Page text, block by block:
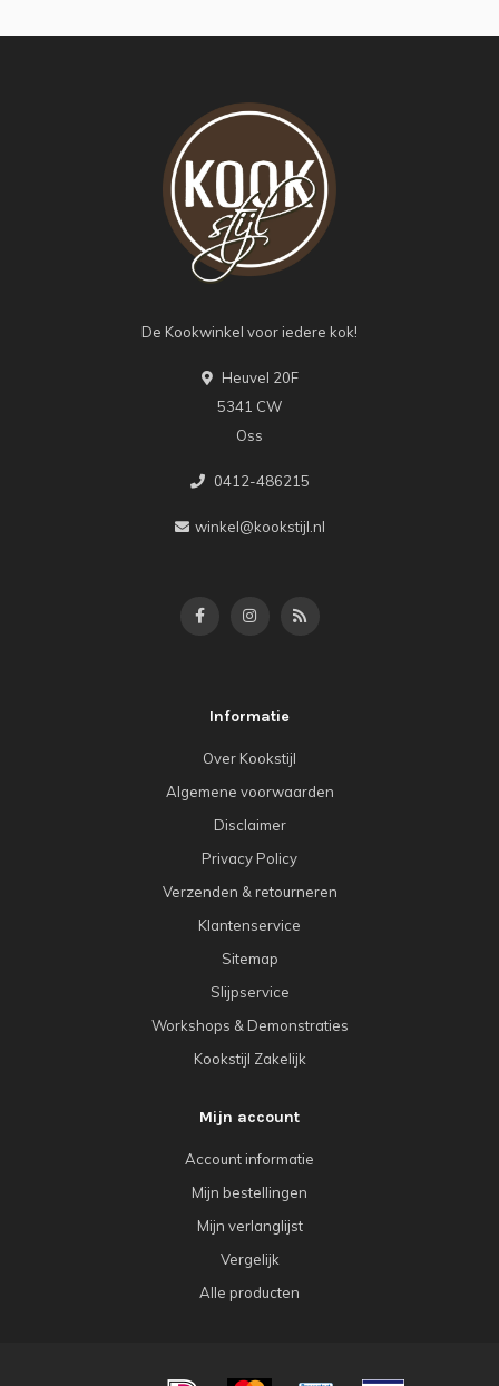
De Kookwinkel voor iedere kok!
Heuvel 20F
5341 CW
Oss
0412-486215
winkel@kookstijl.nl
Informatie
Over Kookstijl
Algemene voorwaarden
Disclaimer
Privacy Policy
Verzenden & retourneren
Klantenservice
Sitemap
Slijpservice
Workshops & Demonstraties
Kookstijl Zakelijk
Mijn account
Account informatie
Mijn bestellingen
Mijn verlanglijst
Vergelijk
Alle producten